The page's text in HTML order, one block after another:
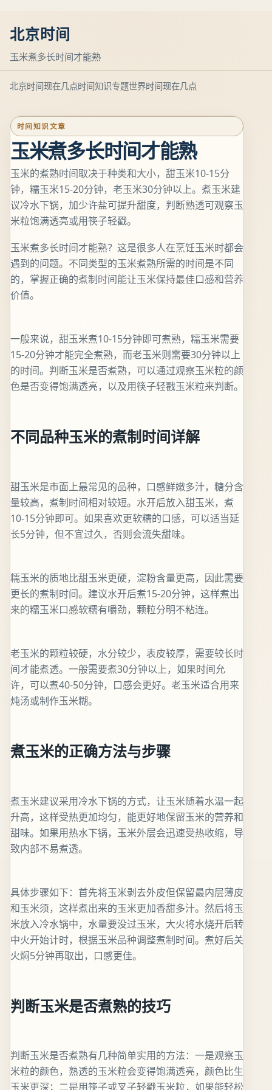
北京时间
玉米煮多长时间才能熟
北京时间现在几点时间知识专题世界时间现在几点
时间知识文章
玉米煮多长时间才能熟
玉米的煮熟时间取决于种类和大小，甜玉米10-15分
钟，糯玉米15-20分钟，老玉米30分钟以上。煮玉米建
议冷水下锅，加少许盐可提升甜度，判断熟透可观察玉
米粒饱满透亮或用筷子轻戳。
玉米煮多长时间才能熟？这是很多人在烹饪玉米时都会
遇到的问题。不同类型的玉米煮熟所需的时间是不同
的，掌握正确的煮制时间能让玉米保持最佳口感和营养
价值。
一般来说，甜玉米煮10-15分钟即可煮熟，糯玉米需要
15-20分钟才能完全煮熟，而老玉米则需要30分钟以上
的时间。判断玉米是否煮熟，可以通过观察玉米粒的颜
色是否变得饱满透亮，以及用筷子轻戳玉米粒来判断。
不同品种玉米的煮制时间详解
甜玉米是市面上最常见的品种，口感鲜嫩多汁，糖分含
量较高，煮制时间相对较短。水开后放入甜玉米，煮
10-15分钟即可。如果喜欢更软糯的口感，可以适当延
长5分钟，但不宜过久，否则会流失甜味。
糯玉米的质地比甜玉米更硬，淀粉含量更高，因此需要
更长的煮制时间。建议水开后煮15-20分钟，这样煮出
来的糯玉米口感软糯有嚼劲，颗粒分明不粘连。
老玉米的颗粒较硬，水分较少，表皮较厚，需要较长时
间才能煮透。一般需要煮30分钟以上，如果时间允
许，可以煮40-50分钟，口感会更好。老玉米适合用来
炖汤或制作玉米糊。
煮玉米的正确方法与步骤
煮玉米建议采用冷水下锅的方式，让玉米随着水温一起
升高，这样受热更加均匀，能更好地保留玉米的营养和
甜味。如果用热水下锅，玉米外层会迅速受热收缩，导
致内部不易煮透。
具体步骤如下：首先将玉米剥去外皮但保留最内层薄皮
和玉米须，这样煮出来的玉米更加香甜多汁。然后将玉
米放入冷水锅中，水量要没过玉米，大火将水烧开后转
中火开始计时，根据玉米品种调整煮制时间。煮好后关
火焖5分钟再取出，口感更佳。
判断玉米是否煮熟的技巧
判断玉米是否煮熟有几种简单实用的方法：一是观察玉
米粒的颜色，熟透的玉米粒会变得饱满透亮，颜色比生
玉米更深；二是用筷子或叉子轻戳玉米粒，如果能轻松